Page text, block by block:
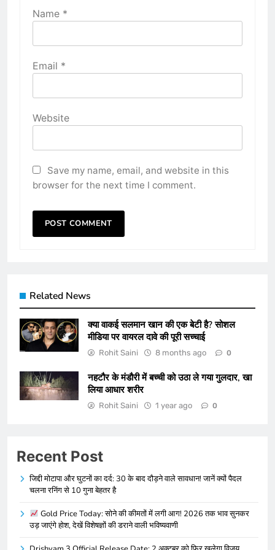
Name *
Email *
Website
Save my name, email, and website in this
browser for the next time I comment.
Related News
क्या वाकई सलमान खान की एक बेटी है? सोशल
मीडिया पर वायरल दावे की पूरी सच्चाई
Rohit Saini 8 months ago 0
नहटौर के मंडौरी में बच्ची को उठा ले गया गुलदार, खा
लिया आधार शरीर
Rohit Saini 1 year ago 0
Recent Post
जिद्दी मोटापा और घुटनों का दर्द: 30 के बाद दौड़ने वाले सावधान! जानें क्यों पैदल
चलना रनिंग से 10 गुना बेहतर है
Gold Price Today: सोने की कीमतों में लगी आग! 2026 तक भाव सुनकर
उड़ जाएंगे होश, देखें विशेषज्ञों की डराने वाली भविष्यवाणी